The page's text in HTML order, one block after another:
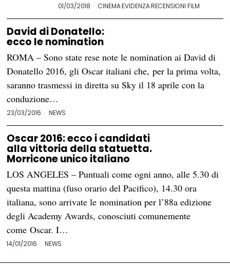
01/03/2018 CINEMA·EVIDENZA·RECENSIONI FILM
David di Donatello:
ecco le nomination
ROMA – Sono state rese note le nomination ai David di
Donatello 2016, gli Oscar italiani che, per la prima volta,
saranno trasmessi in diretta su Sky il 18 aprile con la
conduzione…
23/03/2016 NEWS
Oscar 2016: ecco i candidati
alla vittoria della statuetta.
Morricone unico italiano
LOS ANGELES – Puntuali come ogni anno, alle 5.30 di
questa mattina (fuso orario del Pacifico), 14.30 ora
italiana, sono arrivate le nomination per l’88a edizione
degli Academy Awards, conosciuti comunemente
come Oscar. I…
14/01/2016 NEWS